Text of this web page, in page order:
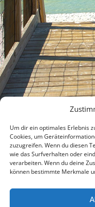
Um dir ein optimales Erlebnis
Cookies, um
zuzugreifen. Wenn du diesen
wie das Surfverhalten oder
verarbeiten. Wenn du deine
können bestimmte Merkmale